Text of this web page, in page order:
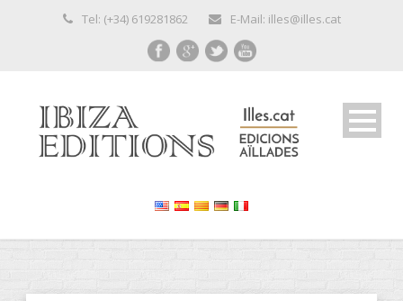
Tel: (+34) 619281862 E-Mail: illes@illes.cat